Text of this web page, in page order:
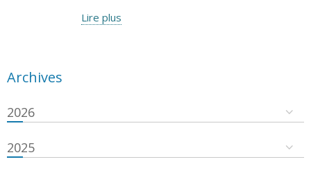
Lire plus
Archives
2026
2025